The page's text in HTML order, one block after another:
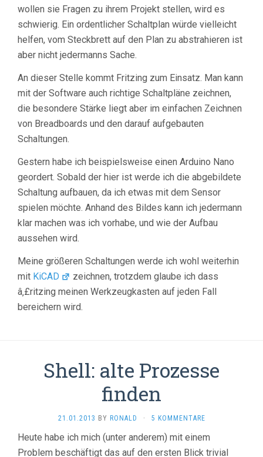
wollen sie Fragen zu ihrem Projekt stellen, wird es
schwierig. Ein ordentlicher Schaltplan würde vielleicht
helfen, vom Steckbrett auf den Plan zu abstrahieren ist
aber nicht jedermanns Sache.
An dieser Stelle kommt Fritzing zum Einsatz. Man kann
mit der Software auch richtige Schaltpläne zeichnen,
die besondere Stärke liegt aber im einfachen Zeichnen
von Breadboards und den darauf aufgebauten
Schaltungen.
Gestern habe ich beispielsweise einen Arduino Nano
geordert. Sobald der hier ist werde ich die abgebildete
Schaltung aufbauen, da ich etwas mit dem Sensor
spielen möchte. Anhand des Bildes kann ich jedermann
klar machen was ich vorhabe, und wie der Aufbau
aussehen wird.
Meine größeren Schaltungen werde ich wohl weiterhin
mit KiCAD
zeichnen, trotzdem glaube ich dass
â‚£ritzing meinen Werkzeugkasten auf jeden Fall
bereichern wird.
Shell: alte Prozesse
finden
21.01.2013 BY RONALD · 5 KOMMENTARE
Heute habe ich mich (unter anderem) mit einem
Problem beschäftigt das auf den ersten Blick trivial